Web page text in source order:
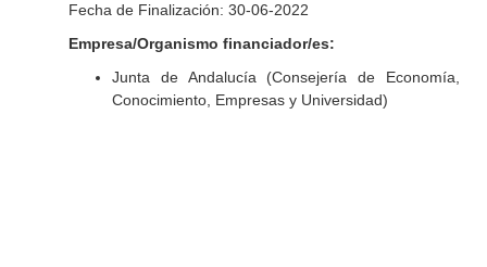
Fecha de Finalización: 30-06-2022
Empresa/Organismo financiador/es:
Junta de Andalucía (Consejería de Economía,
Conocimiento, Empresas y Universidad)